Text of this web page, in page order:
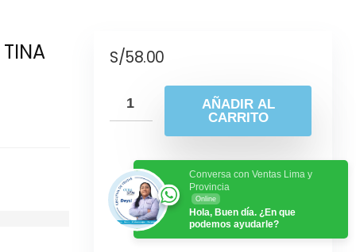
S/58.00
AÑADIR AL
CARRITO
Conversa con Ventas Lima y
Provincia
Online
Hola, Buen día. ¿En que
podemos ayudarle?